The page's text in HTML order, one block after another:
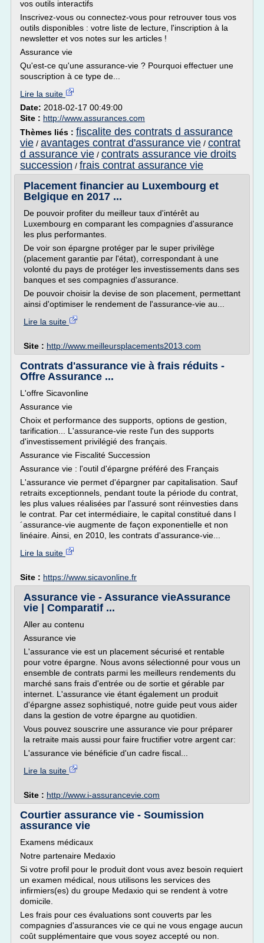
vos outils interactifs
Inscrivez-vous ou connectez-vous pour retrouver tous vos
outils disponibles : votre liste de lecture, l'inscription à la
newsletter et vos notes sur les articles !
Assurance vie
Qu'est-ce qu'une assurance-vie ? Pourquoi effectuer une
souscription à ce type de...
Lire la suite
Date: 2018-02-17 00:49:00
Site : http://www.assurances.com
Thèmes liés : fiscalite des contrats d assurance
vie / avantages contrat d'assurance vie / contrat
d assurance vie / contrats assurance vie droits
succession / frais contrat assurance vie
Placement financier au Luxembourg et
Belgique en 2017 ...
De pouvoir profiter du meilleur taux d'intérêt au
Luxembourg en comparant les compagnies d'assurance
les plus performantes.
De voir son épargne protéger par le super privilège
(placement garantie par l'état), correspondant à une
volonté du pays de protéger les investissements dans ses
banques et ses compagnies d'assurance.
De pouvoir choisir la devise de son placement, permettant
ainsi d'optimiser le rendement de l'assurance-vie au...
Lire la suite
Site : http://www.meilleursplacements2013.com
Contrats d'assurance vie à frais réduits -
Offre Assurance ...
L'offre Sicavonline
Assurance vie
Choix et performance des supports, options de gestion,
tarification... L'assurance-vie reste l'un des supports
d'investissement privilégié des français.
Assurance vie Fiscalité Succession
Assurance vie : l'outil d'épargne préféré des Français
L'assurance vie permet d'épargner par capitalisation. Sauf
retraits exceptionnels, pendant toute la période du contrat,
les plus values réalisées par l'assuré sont réinvesties dans
le contrat. Par cet intermédiaire, le capital constitué dans l
´assurance-vie augmente de façon exponentielle et non
linéaire. Ainsi, en 2010, les contrats d'assurance-vie...
Lire la suite
Site : https://www.sicavonline.fr
Assurance vie - Assurance vieAssurance
vie | Comparatif ...
Aller au contenu
Assurance vie
L'assurance vie est un placement sécurisé et rentable
pour votre épargne. Nous avons sélectionné pour vous un
ensemble de contrats parmi les meilleurs rendements du
marché sans frais d'entrée ou de sortie et gérable par
internet. L'assurance vie étant également un produit
d'épargne assez sophistiqué, notre guide peut vous aider
dans la gestion de votre épargne au quotidien.
Vous pouvez souscrire une assurance vie pour préparer
la retraite mais aussi pour faire fructifier votre argent car:
L'assurance vie bénéficie d'un cadre fiscal...
Lire la suite
Site : http://www.i-assurancevie.com
Courtier assurance vie - Soumission
assurance vie
Examens médicaux
Notre partenaire Medaxio
Si votre profil pour le produit dont vous avez besoin requiert
un examen médical, nous utilisons les services des
infirmiers(es) du groupe Medaxio qui se rendent à votre
domicile.
Les frais pour ces évaluations sont couverts par les
compagnies d'assurances vie ce qui ne vous engage aucun
coût supplémentaire que vous soyez accepté ou non.